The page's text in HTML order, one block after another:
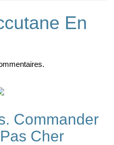
En
Commander
Cher